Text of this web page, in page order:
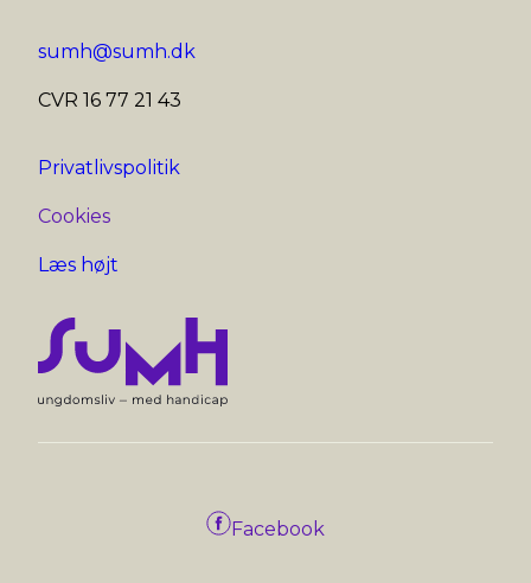
sumh@sumh.dk
CVR 16 77 21 43
Privatlivspolitik
Cookies
Læs højt
Facebook